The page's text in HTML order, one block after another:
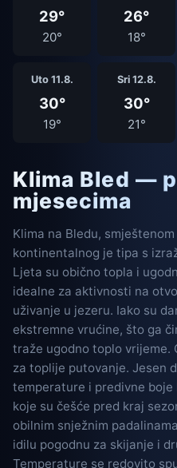
29°
20°
26°
18°
Uto 11.8.
30°
19°
Sri 12.8.
30°
21°
Klima Bled —
mjesecima
Klima na Bledu,
kontinentalnog je tipa s
Ljeta su obično topla i
idealne za aktivnosti na
uživanje u jezeru. Iako su
ekstremne vrućine, što ga
traže ugodno toplo vrijeme.
za toplije putovanje. Jesen
temperature i predivne boje
koje su češće pred kraj
obilnim snježnim
idilu pogodnu za skijanje i
Temperature se redovito